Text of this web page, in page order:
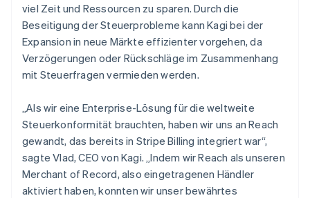
viel Zeit und Ressourcen zu sparen. Durch die
Beseitigung der Steuerprobleme kann Kagi bei der
Expansion in neue Märkte effizienter vorgehen, da
Verzögerungen oder Rückschläge im Zusammenhang
mit Steuerfragen vermieden werden.
„Als wir eine Enterprise-Lösung für die weltweite
Steuerkonformität brauchten, haben wir uns an Reach
gewandt, das bereits in Stripe Billing integriert war“,
sagte Vlad, CEO von Kagi. „Indem wir Reach als unseren
Merchant of Record, also eingetragenen Händler
aktiviert haben, konnten wir unser bewährtes